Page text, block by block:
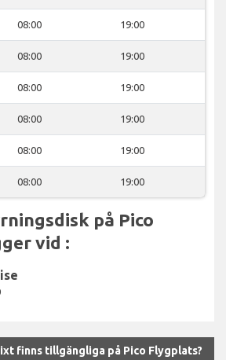
08:00 19:00
08:00 19:00
08:00 19:00
08:00 19:00
08:00 19:00
08:00 19:00
på Pico
vid :
finns tillgängliga på Pico Flygplats?